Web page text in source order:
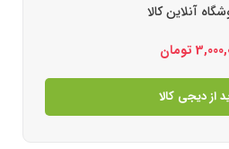
آنلاین کالا
تومان
از دیجی کالا